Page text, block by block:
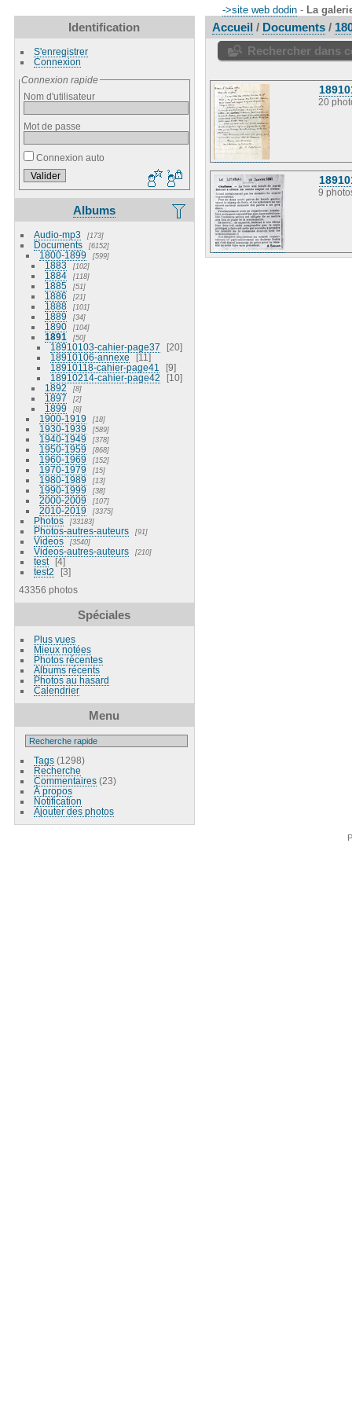
->site web dodin - La
Identification
S'enregistrer
Connexion
Connexion rapide
Nom d'utilisateur
Mot de passe
Connexion auto
Albums
Audio-mp3 173
Documents 6152
1800-1899 599
1883 102
1884 118
1885 51
1886 21
1888 101
1889 34
1890 104
1891 50
18910103-cahier-page37
20
18910106-annexe
11
18910118-cahier-page41
9
18910214-cahier-page42
10
1892
8
1897 2
1899 8
1900-1919 18
1930-1939 589
1940-1949 378
1950-1959 868
1960-1969 152
1970-1979 15
1980-1989 13
1990-1999 38
2000-2009 107
2010-2019 3375
Photos 33183
Photos-autres-auteurs 91
Videos 3540
Videos-autres-auteurs 210
test
4
test2
3
43356 photos
Spéciales
Plus vues
Mieux notées
Photos récentes
Albums récents
Photos au hasard
Calendrier
Menu
Tags(1298)
Recherche
Commentaires(23)
À propos
Notification
Ajouter des photos
Accueil/ Documents/
Rechercher dans
20
9